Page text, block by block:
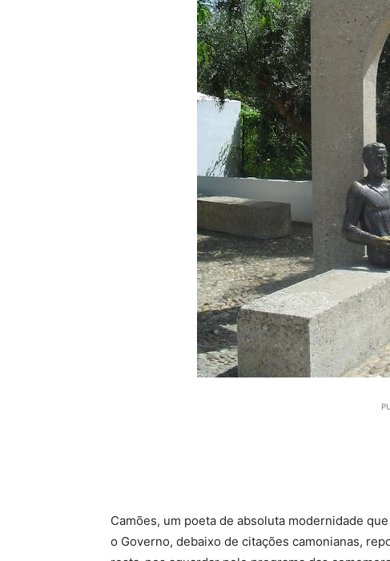
Camões, um poeta de absoluta modernidade
o Governo, debaixo de citações camonianas,